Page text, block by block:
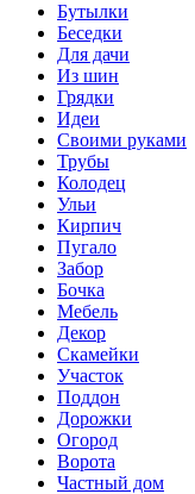
Бутылки
Беседки
Для дачи
Из шин
Грядки
Идеи
Своими руками
Трубы
Колодец
Ульи
Кирпич
Пугало
Забор
Бочка
Мебель
Декор
Скамейки
Участок
Поддон
Дорожки
Огород
Ворота
Частный дом